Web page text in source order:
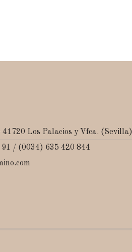
Los Palacios y Vfca. (Sevilla)
/ (0034) 635 420 844